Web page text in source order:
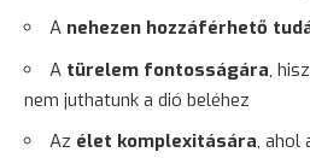
A nehezen hozzáférhető
A türelem fontosságára,
nem juthatunk a dió beléhez
Az élet komplexitására, ahol